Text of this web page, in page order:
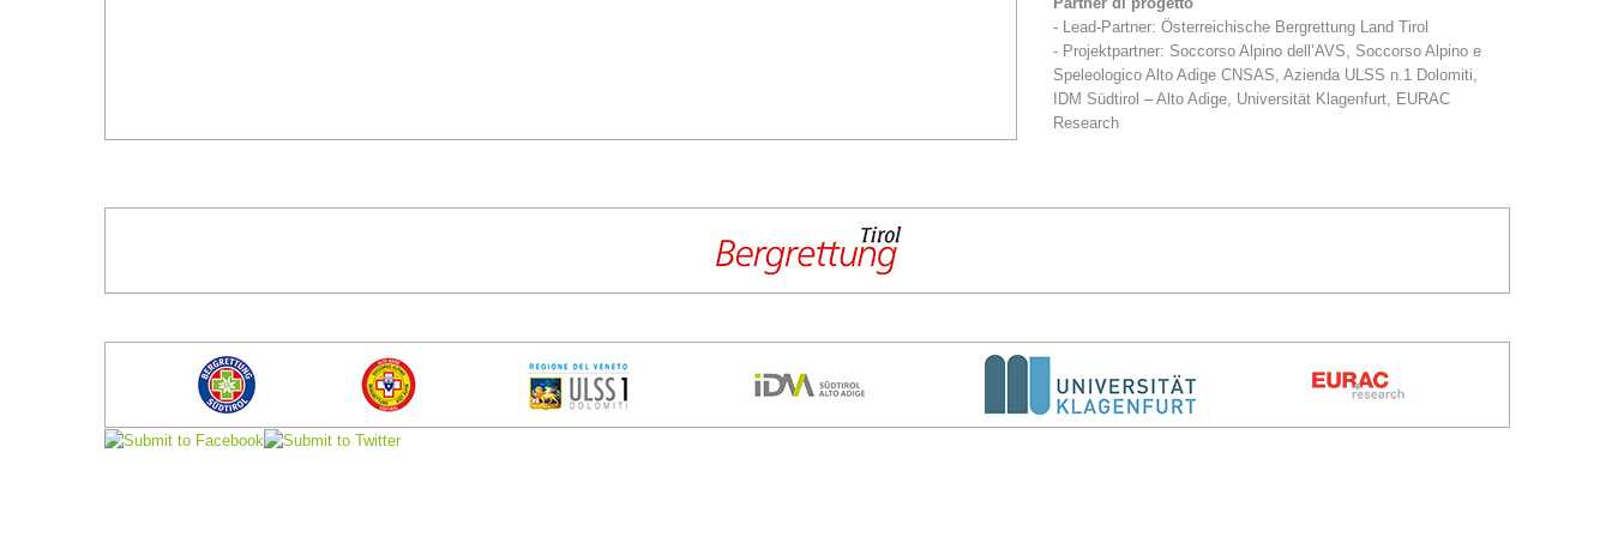
- Lead-Partner: Österreichische Bergrettung Land Tirol
- Projektpartner: Soccorso Alpino dell’AVS, Soccorso Alpino e
Speleologico Alto Adige CNSAS, Azienda ULSS n.1 Dolomiti,
IDM Südtirol – Alto Adige, Universität Klagenfurt, EURAC
Research